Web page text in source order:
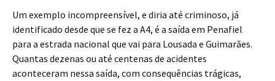
Um exemplo incompreensível, e diria até criminoso, já
identificado desde que se fez a A4, é a saída em Penafiel
para a estrada nacional que vai para Lousada e Guimarães.
Quantas dezenas ou até centenas de acidentes
aconteceram nessa saída, com consequências trágicas,